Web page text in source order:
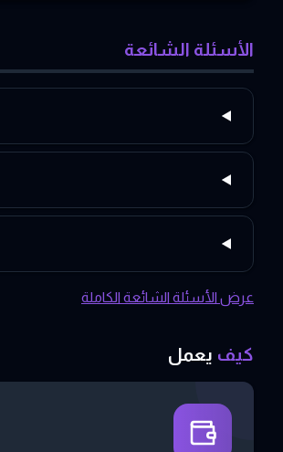
الأسئلة الشائعة
عرض الأسئلة الشائعة الكاملة
كيف يعمل